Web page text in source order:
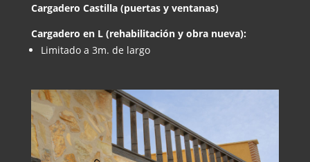
Cargadero Castilla (puertas y ventanas)
Cargadero en L (rehabilitación y obra nueva):
Limitado a 3m. de largo